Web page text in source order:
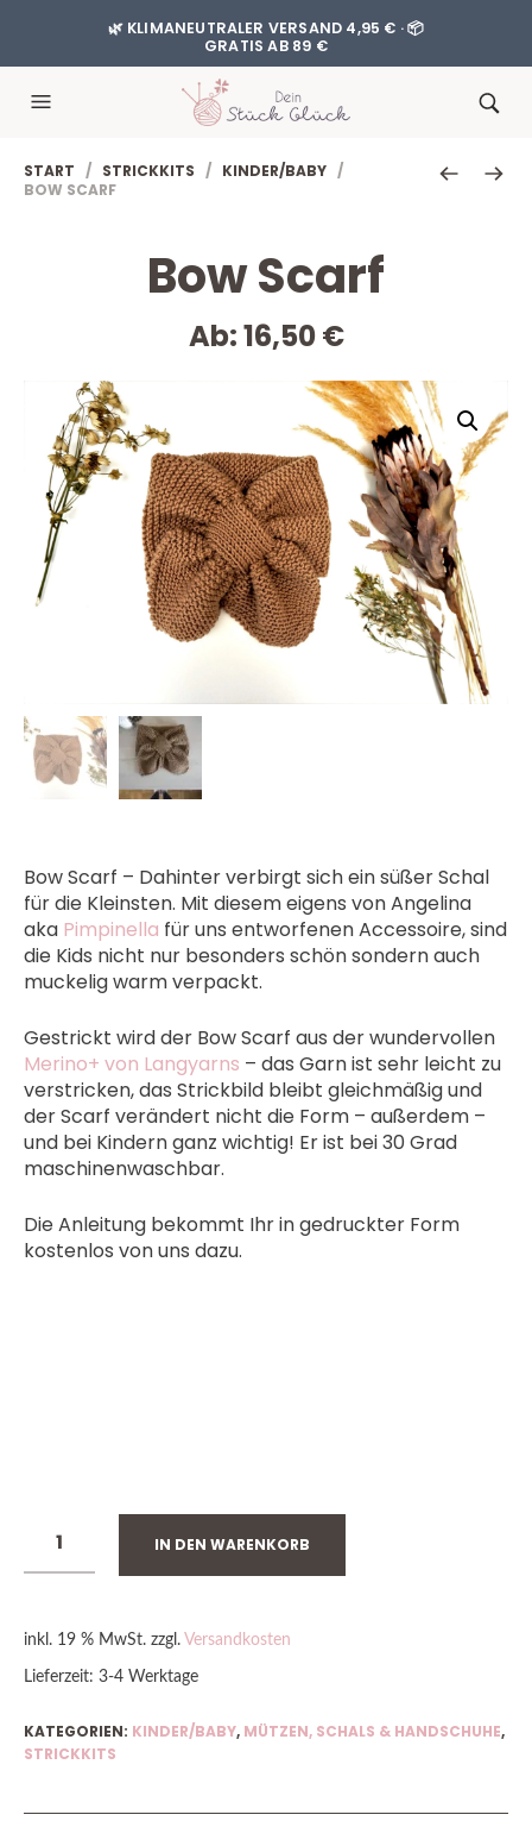
🌿 KLIMANEUTRALER VERSAND 4,95 € · 📦
GRATIS AB 89 €
START / STRICKKITS / KINDER/BABY /
BOW SCARF
Bow Scarf
Ab:16,50€
Bow Scarf – Dahinter verbirgt sich ein süßer Schal
für die Kleinsten. Mit diesem eigens von Angelina
aka Pimpinella für uns entworfenen Accessoire, sind
die Kids nicht nur besonders schön sondern auch
muckelig warm verpackt.
Gestrickt wird der Bow Scarf aus der wundervollen
Merino+ von Langyarns – das Garn ist sehr leicht zu
verstricken, das Strickbild bleibt gleichmäßig und
der Scarf verändert nicht die Form – außerdem –
und bei Kindern ganz wichtig! Er ist bei 30 Grad
maschinenwaschbar.
Die Anleitung bekommt Ihr in gedruckter Form
kostenlos von uns dazu.
IN DEN WARENKORB
inkl. 19 % MwSt. zzgl. Versandkosten
Lieferzeit: 3-4 Werktage
KATEGORIEN: KINDER/BABY, MÜTZEN, SCHALS & HANDSCHUHE,
STRICKKITS